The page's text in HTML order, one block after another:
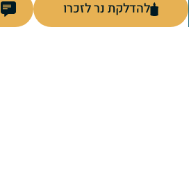
להדלקת נר לזכרו